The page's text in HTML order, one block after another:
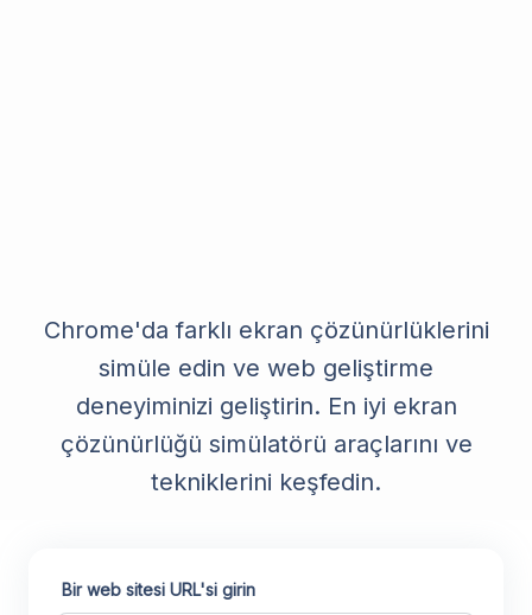
Chrome'da farklı ekran çözünürlüklerini
simüle edin ve web geliştirme
deneyiminizi geliştirin. En iyi ekran
çözünürlüğü simülatörü araçlarını ve
tekniklerini keşfedin.
Bir web sitesi URL'si girin